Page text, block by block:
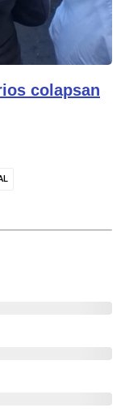
colapsan